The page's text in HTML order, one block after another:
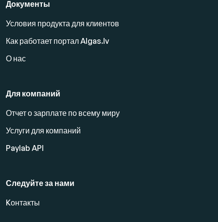
Документы
Условия продукта для клиентов
Как работает портал Algas.lv
О нас
Для компаний
Отчет о зарплате по всему миру
Услуги для компаний
Paylab API
Следуйте за нами
Kонтакты